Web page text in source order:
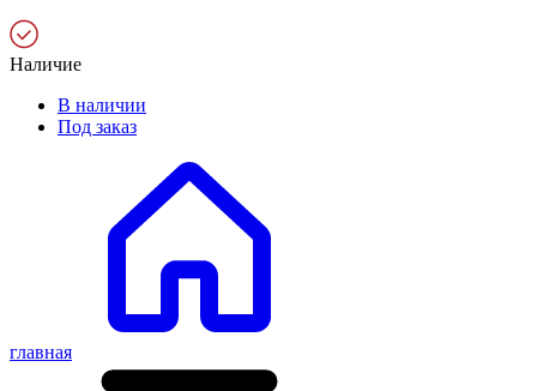
Наличие
В наличии
Под заказ
главная